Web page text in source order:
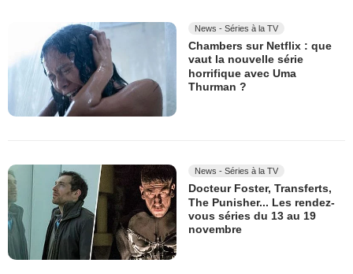
News - Séries à la TV
Chambers sur Netflix : que
vaut la nouvelle série
horrifique avec Uma
Thurman ?
News - Séries à la TV
Docteur Foster, Transferts,
The Punisher... Les rendez-
vous séries du 13 au 19
novembre